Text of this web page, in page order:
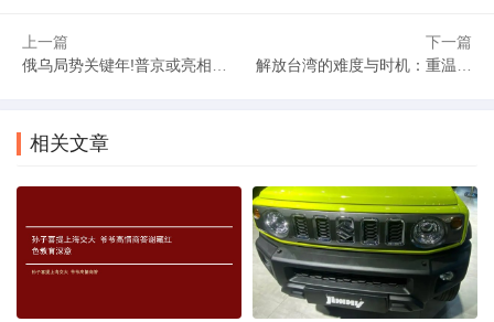
上一篇
俄乌局势关键年!普京或亮相九三大阅兵，马克龙也来?中方“八方来贺”引遐想
下一篇
解放台湾的难度与时机：重温毛主席预言
相关文章